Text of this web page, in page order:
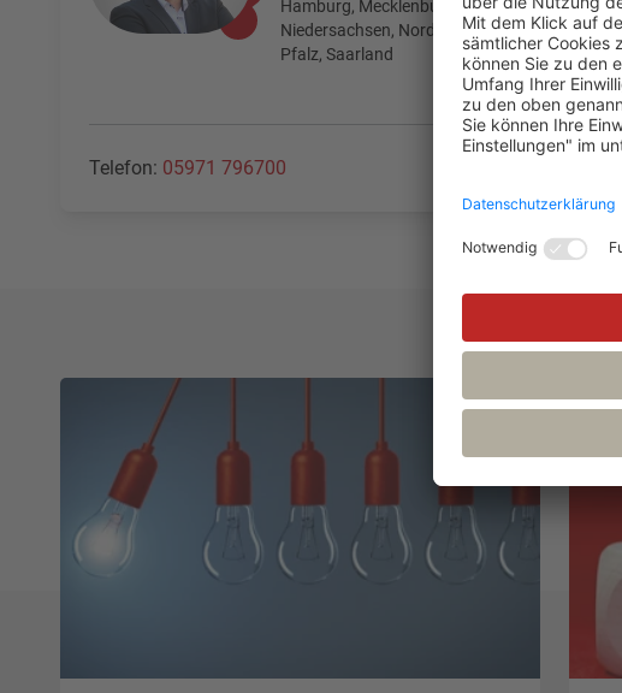
Hamburg, Mecklenburg-Vorpommern,
Niedersachsen, Nordrhein-Westfalen,
Pfalz, Saarland
Telefon: 05971 796700